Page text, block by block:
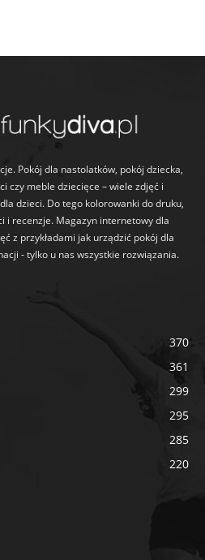
Pokój dla nastolatków, pokój dziecka,
czy meble dziecięce – wiele zdjęć i
dzieci. Do tego kolorowanki do druku,
i recenzje. Magazyn internetowy dla
z przykładami jak urządzić pokój dla
- tylko u nas wszystkie rozwiązania.
370
361
299
295
285
220